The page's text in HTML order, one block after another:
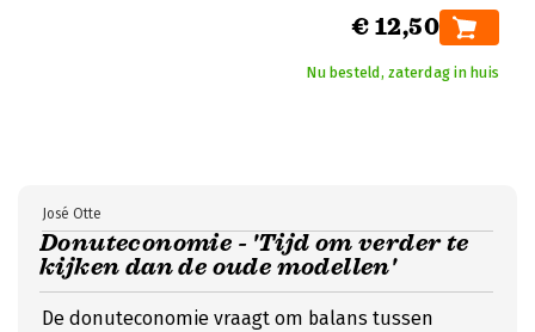
€ 12,50
Nu besteld, zaterdag in huis
Donuteconomie - 'Tijd om verder te
kijken dan de oude modellen'
José Otte
De donuteconomie vraagt om balans tussen